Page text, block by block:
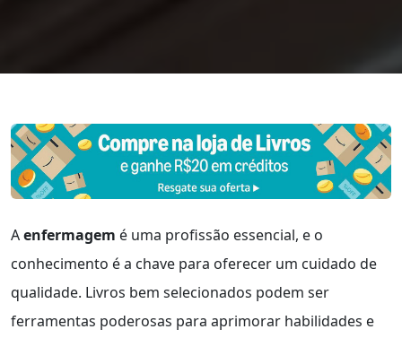
Aenfermagem é uma profissão essencial, e o
conhecimento é a chave para oferecer um cuidado de
qualidade. Livros bem selecionados podem ser
ferramentas poderosas para aprimorar habilidades e